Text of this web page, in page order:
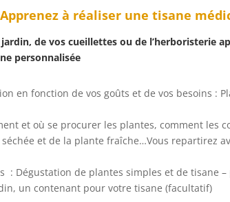
Apprenez à réaliser une tisane
de vos cueillettes ou de l’herboristerie
personnalisée
en fonction de vos goûts et de vos besoins :
et où se procurer les plantes, comment
et de la plante fraîche…Vous repartirez
: Dégustation de plantes simples et de
un contenant pour votre tisane (facultatif)